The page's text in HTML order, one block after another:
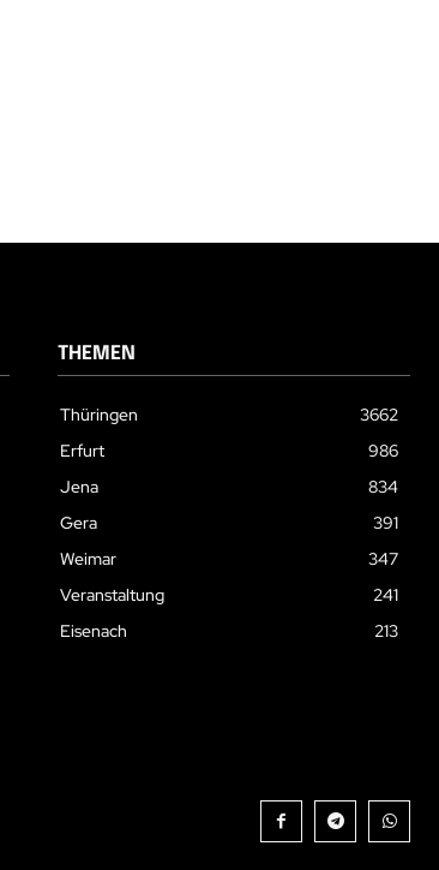
THEMEN
Thüringen
3662
Erfurt
986
Jena
834
Gera
391
Weimar
347
Veranstaltung
241
Eisenach
213